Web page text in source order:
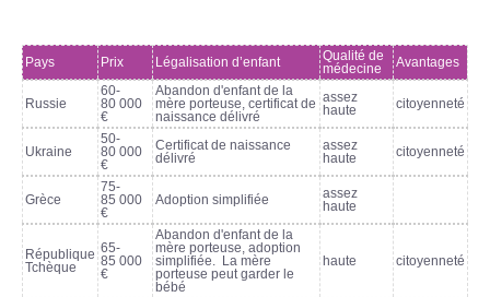
Pays Prix Légalisation d’enfant
Qualité de
médecine
Avantages
Russie
60-
80 000
€
Abandon d'enfant de la
mère porteuse, certificat de
naissance délivré
assez
haute
citoyenneté
Ukraine
50-
80 000
€
Certificat de naissance
délivré
assez
haute
citoyenneté
Grèce
75-
85 000
€
Adoption simplifiée
assez
haute
République
Tchèque
65-
85 000
€
Abandon d'enfant de la
mère porteuse, adoption
simplifiée. La mère
porteuse peut garder le
bébé
haute citoyenneté